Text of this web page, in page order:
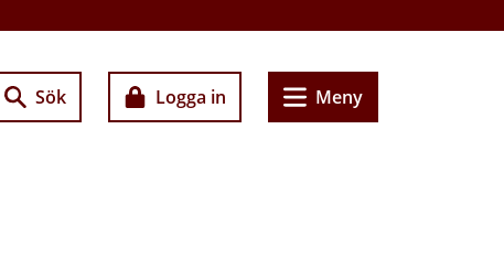
Sök Logga in Meny